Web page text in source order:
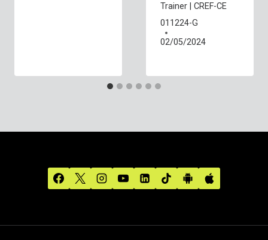
Trainer | CREF-CE
011224-G
02/05/2024